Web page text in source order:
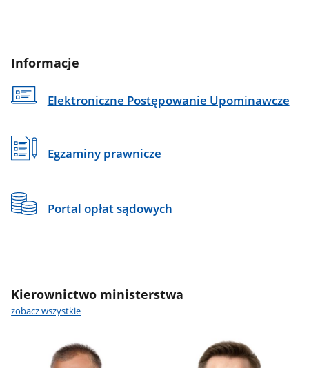
Informacje
Elektroniczne Postępowanie Upominawcze
Egzaminy prawnicze
Portal opłat sądowych
Kierownictwo ministerstwa
zobacz wszystkie